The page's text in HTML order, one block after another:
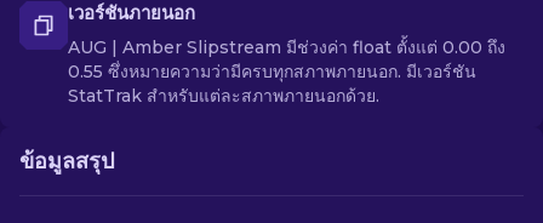
เวอร์ชันภายนอก
AUG | Amber Slipstream มีช่วงค่า float ตั้งแต่ 0.00 ถึง
0.55 ซึ่งหมายความว่ามีครบทุกสภาพภายนอก. มีเวอร์ชัน
StatTrak สำหรับแต่ละสภาพภายนอกด้วย.
ข้อมูลสรุป